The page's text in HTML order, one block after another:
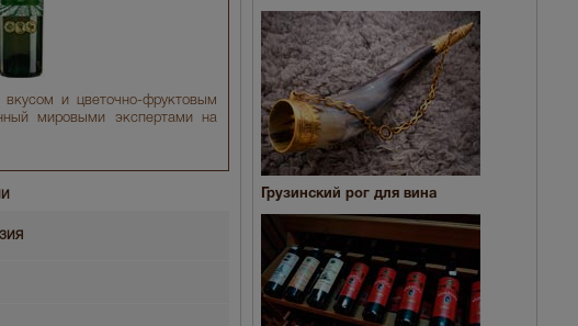
и цветочно-фруктовым
мировыми экспертами на
Грузинский рог для вина